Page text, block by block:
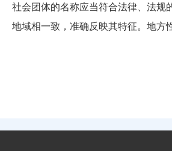
社会团体的名称应当符合法律、法规
地域相一致，准确反映其特征。地方